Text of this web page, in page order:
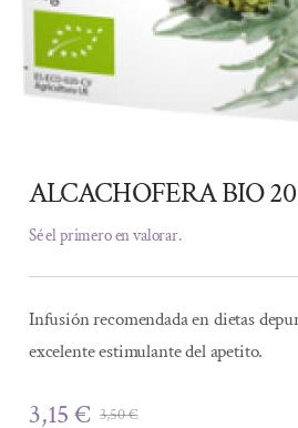
ALCACHOFERA BIO
Sé el primero en valorar.
Infusión recomendada en dietas
excelente estimulante del apetito.
3,50€
3,15€